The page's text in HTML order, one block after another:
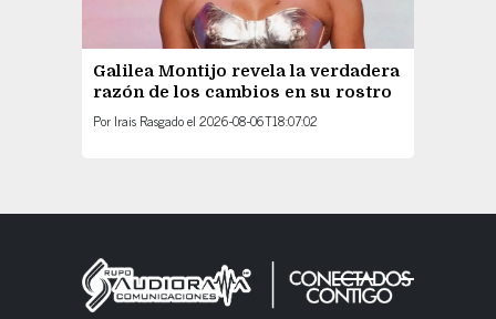
Galilea Montijo revela la verdadera
razón de los cambios en su rostro
Por Irais Rasgadoel 2026-08-06T18:07:02